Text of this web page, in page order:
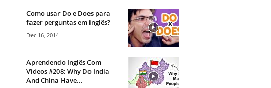
Como usar Do e Does para
fazer perguntas em inglês?
Dec 16, 2014
Aprendendo Inglês Com
Vídeos #208: Why Do India
And China Have...